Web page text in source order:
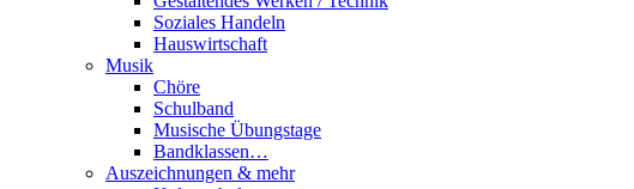
Soziales Handeln
Hauswirtschaft
Musik
Chöre
Schulband
Musische Übungstage
Bandklassen…
Auszeichnungen & mehr